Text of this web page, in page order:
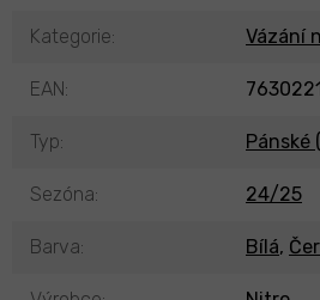
Kategorie: Vázání
EAN:
Typ: Pánské
Sezóna: 24/25
Barva: Bílá,